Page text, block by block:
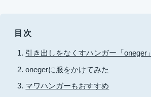
目次
引き出しをなくすハンガー「oneger」
onegerに服をかけてみた
マワハンガーもおすすめ